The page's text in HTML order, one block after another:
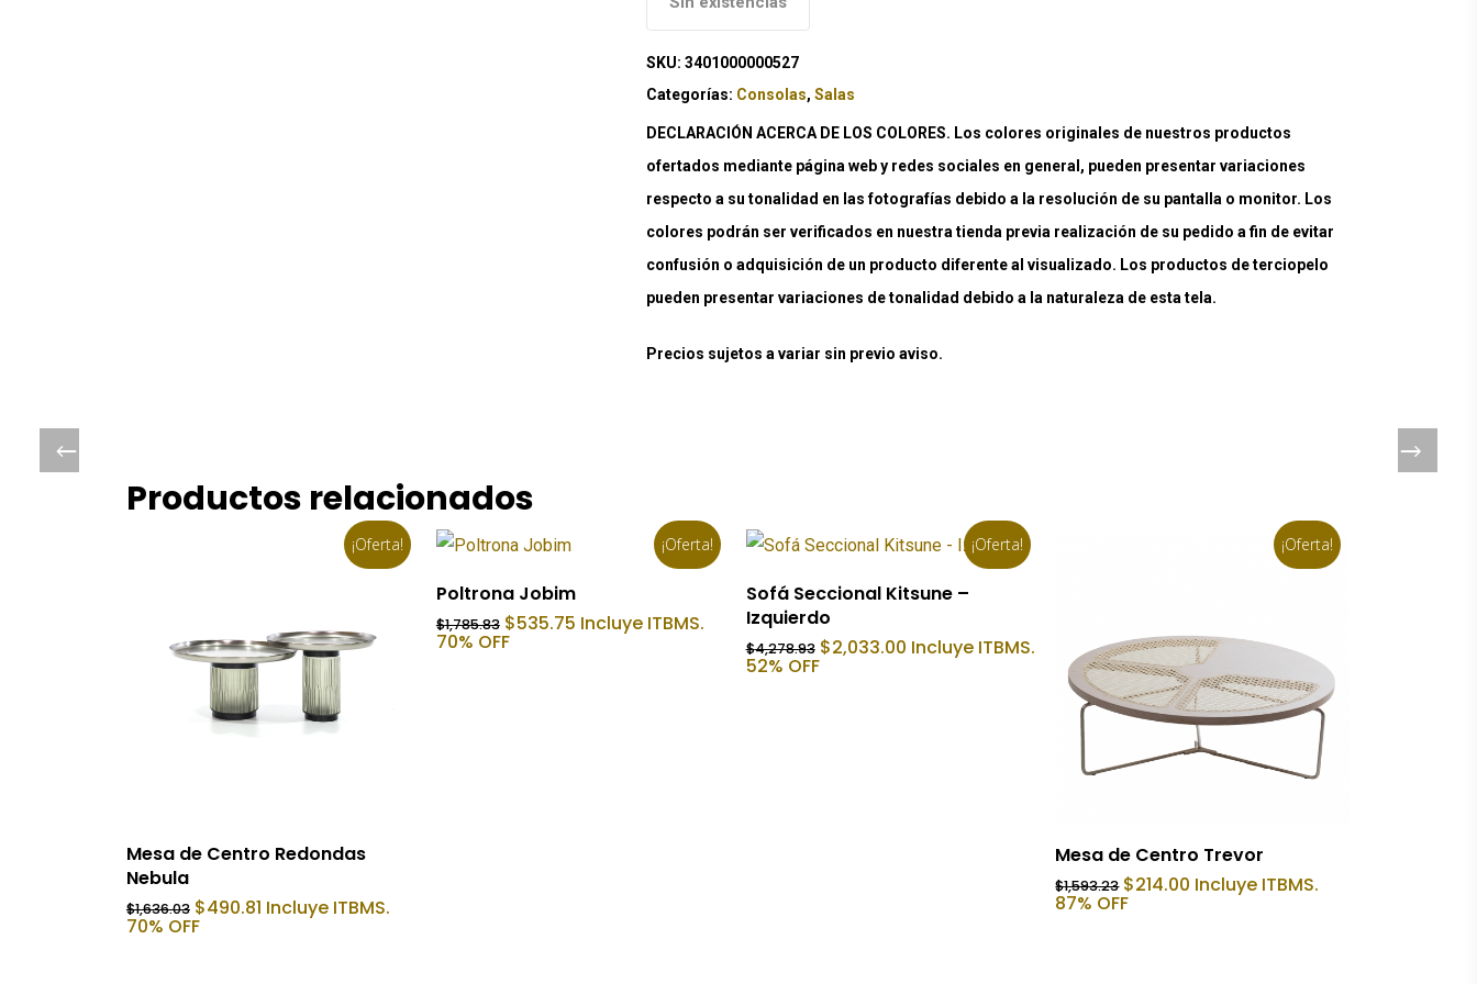
SKU:3401000000527
Categorías: Consolas,Salas
DECLARACIÓN ACERCA DE LOS COLORES. Los colores originales de nuestros productos
ofertados mediante página web y redes sociales en general, pueden presentar variaciones
respecto a su tonalidad en las fotografías debido a la resolución de su pantalla o monitor. Los
colores podrán ser verificados en nuestra tienda previa realización de su pedido a fin de evitar
confusión o adquisición de un producto diferente al visualizado. Los productos de terciopelo
pueden presentar variaciones de tonalidad debido a la naturaleza de esta tela.
Precios sujetos a variar sin previo aviso.
Productos relacionados
¡Oferta!
Añadir Al Carrito
Mesa de Centro Redondas
Nebula
$1,636.03 El
precio
$490.81 El
precio
Incluye ITBMS.
70% OFF
¡Oferta!
Añadir Al Carrito
Poltrona Jobim
$1,785.83 El
precio
$535.75El
precio
Incluye ITBMS.
70% OFF
¡Oferta!
Añadir Al Carrito
Sofá Seccional Kitsune –
Izquierdo
$4,278.93 El
precio
$2,033.00El
precio
Incluye ITBMS.
52% OFF
¡Oferta!
Añadir Al Carrito
Mesa de Centro Trevor
$1,593.23 El
precio
$214.00 El
precio
Incluye ITBMS.
87% OFF